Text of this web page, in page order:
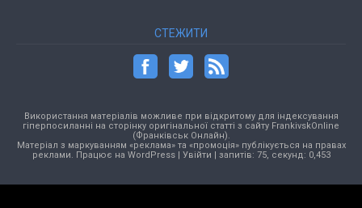
СТЕЖИТИ
Використання матеріалів можливе при відкритому для індексування
гіперпосиланні на сторінку оригінальної статті з сайту FrankivskOnline
(Франківськ Онлайн).
Матеріал з маркуванням «реклама» та «промоція» публікується на правах
реклами. Працює на WordPress| Увійти | запитів: 75, секунд: 0,453